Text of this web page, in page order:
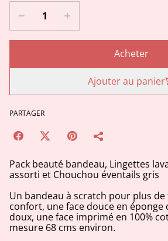
Acheter
Ajouter au panier
PARTAGER
Pack beauté bandeau, Lingettes
assorti et Chouchou éventails gris
Un bandeau à scratch pour plus
confort, une face douce en
doux, une face imprimé en 100%
mesure 68 cms environ.